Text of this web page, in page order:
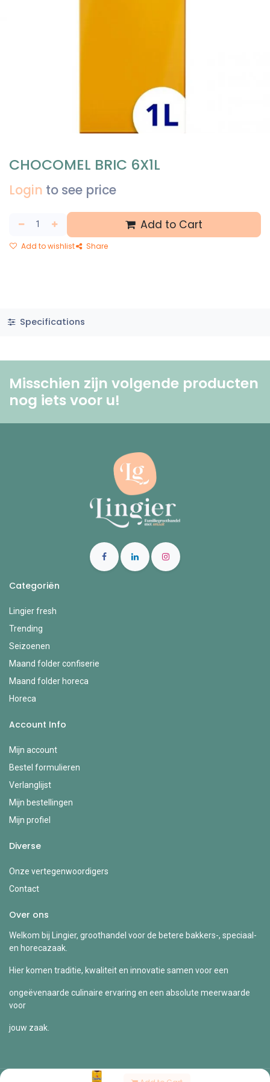
CHOCOMEL BRIC 6X1L
Login to see price
Add to Cart
Add to wishlist Share
Specifications
Misschien zijn volgende producten
nog iets voor u! ​
Categoriën
Lingier fresh
Trending
Seizoenen
Maand folder confiserie
Maand folder horeca
Horeca
Account Info
Mijn account
Bestel formulieren
Verlanglijst
Mijn bestellingen
Mijn profiel
Diverse
Onze vertegenwoordigers
Contact
Over ons
Welkom bij Lingier, groothandel voor de betere bakkers-, speciaal-
en horecazaak.
Hier komen traditie, kwaliteit en innovatie samen voor een
ongeëvenaarde culinaire ervaring en een absolute meerwaarde
voor
jouw zaak.